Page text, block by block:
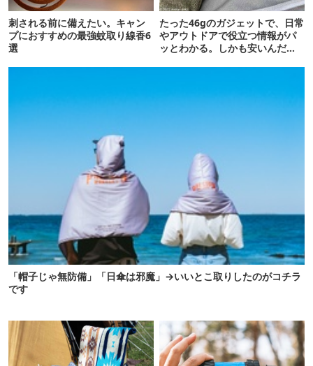
刺される前に備えたい。キャン
プにおすすめの最強蚊取り線香6
選
たった46gのガジェットで、日常
やアウトドアで役立つ情報がパ
ッとわかる。しかも安いんだか
「帽子じゃ無防備」「日傘は邪魔」→いいとこ取りしたのがコチラ
です